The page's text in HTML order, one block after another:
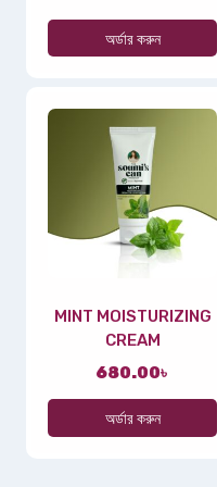
অর্ডার করুন
MINT MOISTURIZING
CREAM
680.00৳
অর্ডার করুন